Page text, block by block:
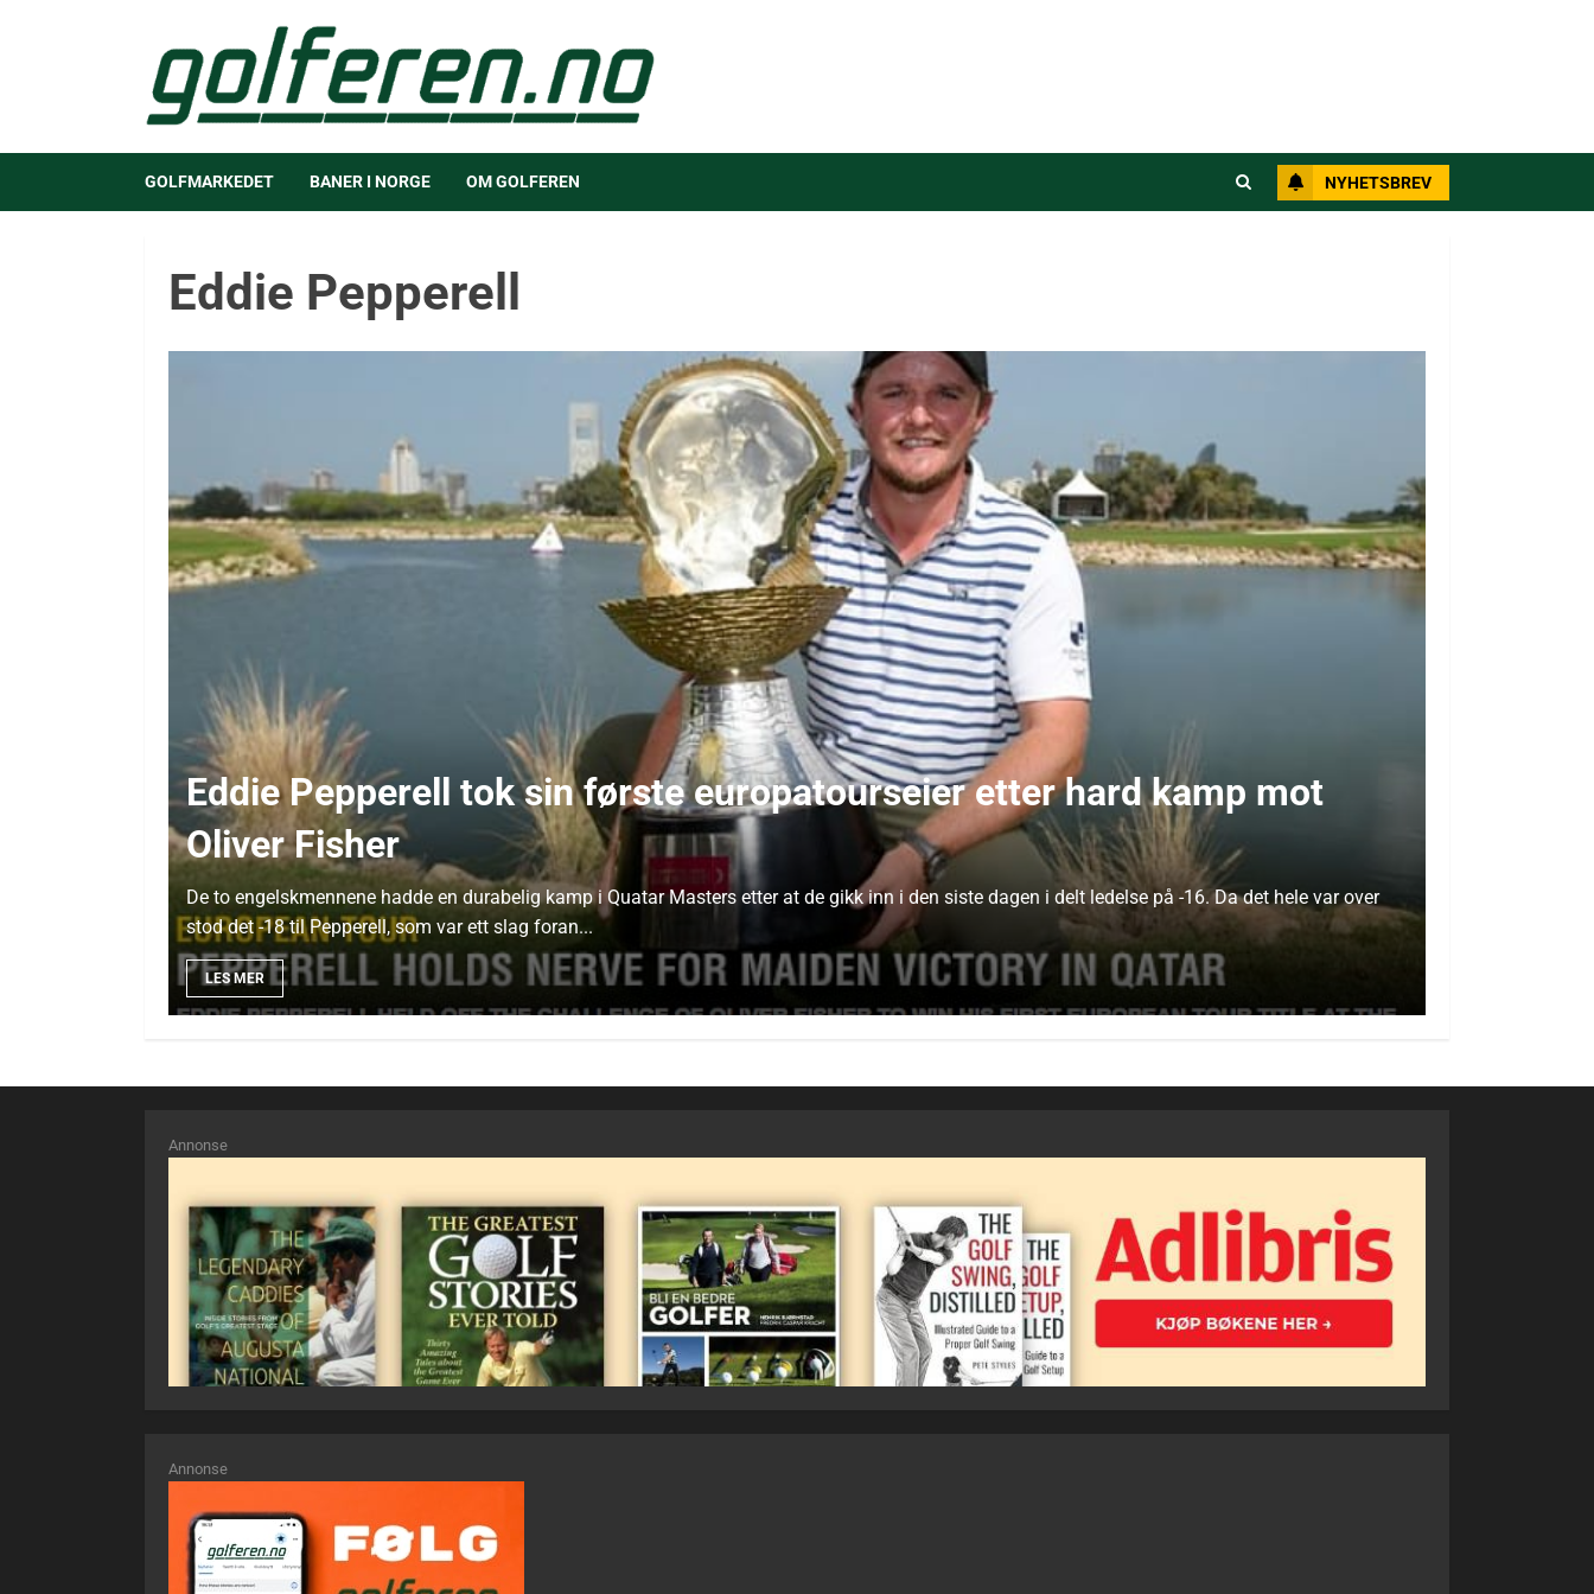
GOLFMARKEDET BANER I NORGE OM GOLFEREN NYHETSBREV
Eddie Pepperell
Eddie Pepperell tok sin første europatourseier etter hard kamp mot
Oliver Fisher
De to engelskmennene hadde en durabelig kamp i Quatar Masters etter at de gikk inn i den siste dagen i delt ledelse på -16. Da det hele var over
stod det -18 til Pepperell, som var ett slag foran...
LES MER
Annonse
Annonse